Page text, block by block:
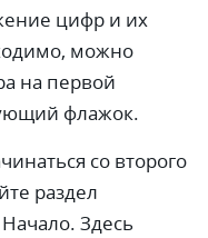
цифр и их
можно
на первой
флажок.
со второго
раздел
Здесь